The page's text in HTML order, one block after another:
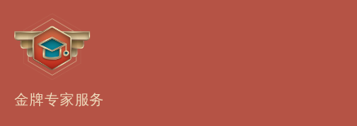
金牌专家服务